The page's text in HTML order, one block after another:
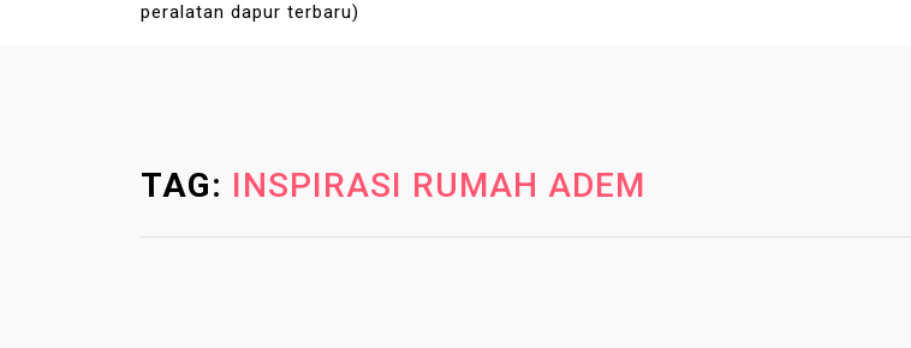
peralatan dapur terbaru)
TAG: INSPIRASI RUMAH ADEM